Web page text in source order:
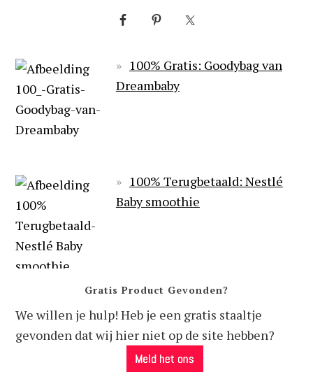
100% Gratis: Goodybag van
Dreambaby
100% Terugbetaald: Nestlé
Baby smoothie
Gratis Product Gevonden?
We willen je hulp! Heb je een gratis staaltje
gevonden dat wij hier niet op de site hebben?